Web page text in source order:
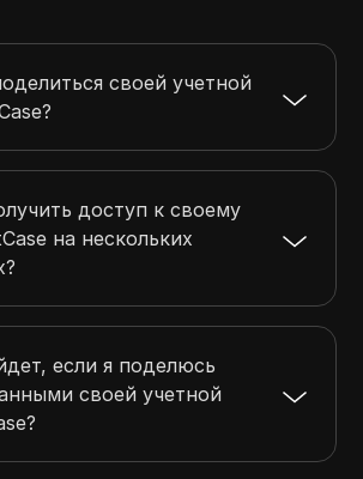
своей учетной
доступ к своему
на нескольких
если я поделюсь
своей учетной